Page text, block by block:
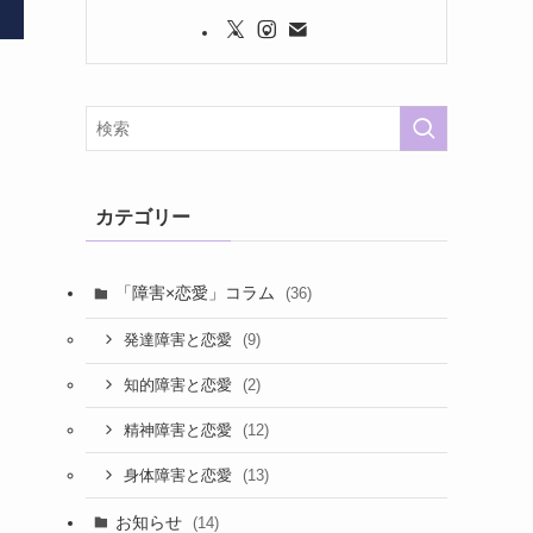
カテゴリー
「障害×恋愛」コラム (36)
発達障害と恋愛 (9)
知的障害と恋愛 (2)
精神障害と恋愛 (12)
身体障害と恋愛 (13)
お知らせ (14)